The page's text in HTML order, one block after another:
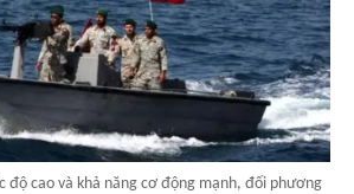
độ cao và khả năng cơ động mạnh, đối phương